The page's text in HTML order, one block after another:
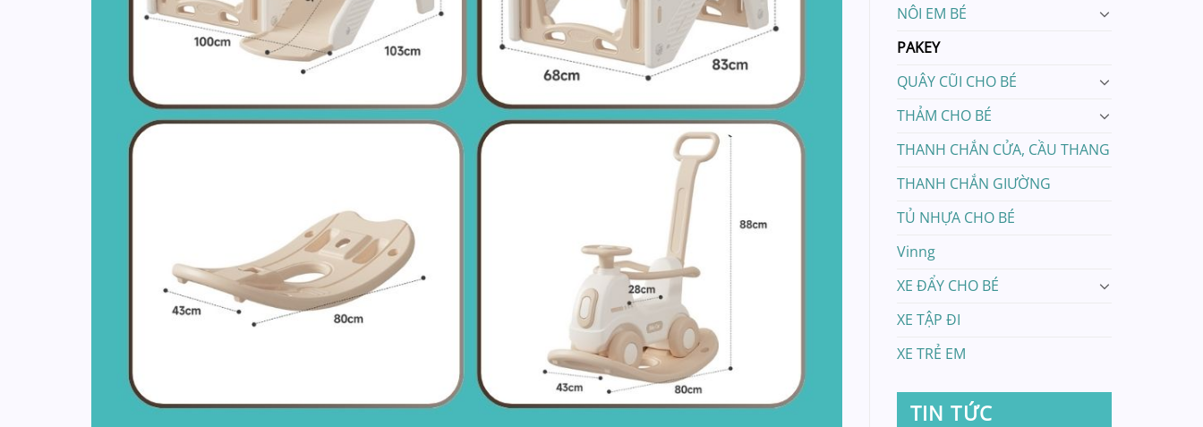
NÔI EM BÉ
PAKEY
QUÂY CŨI CHO BÉ
THẢM CHO BÉ
THANH CHẮN CỬA, CẦU THANG
THANH CHẮN GIƯỜNG
TỦ NHỰA CHO BÉ
Vinng
XE ĐẨY CHO BÉ
XE TẬP ĐI
XE TRẺ EM
TIN TỨC